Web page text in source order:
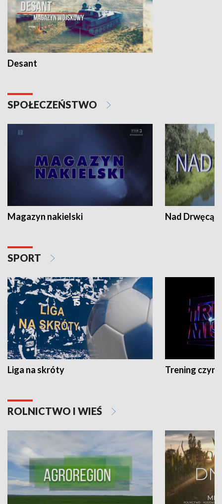
Desant
SPOŁECZEŃSTWO
Magazyn nakielski Nad Drwęcą
SPORT
Liga na skróty Trening czyni
ROLNICTWO I WIEŚ